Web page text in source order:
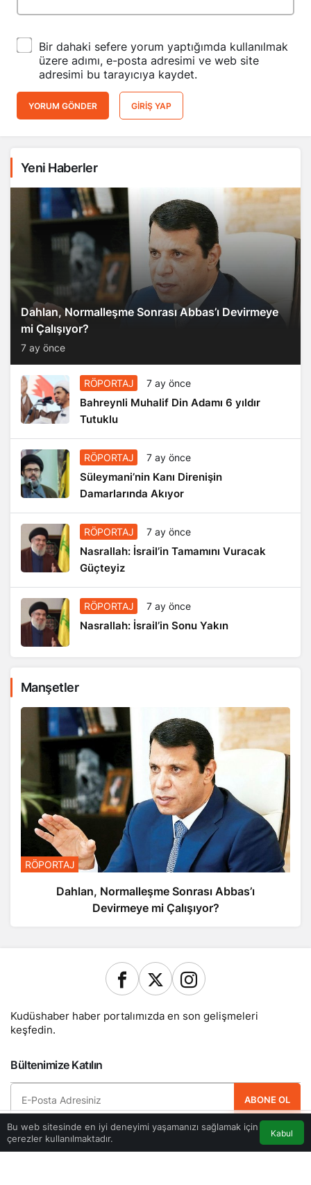
Bir dahaki sefere yorum yaptığımda kullanılmak
üzere adımı, e-posta adresimi ve web site
adresimi bu tarayıcıya kaydet.
YORUM GÖNDER GIRIŞ YAP
Yeni Haberler
Dahlan, Normalleşme Sonrası Abbas’ı Devirmeye
mi Çalışıyor?
7 ay önce
RÖPORTAJ 7 ay önce
Bahreynli Muhalif Din Adamı 6 yıldır
Tutuklu
RÖPORTAJ 7 ay önce
Süleymani’nin Kanı Direnişin
Damarlarında Akıyor
RÖPORTAJ 7 ay önce
Nasrallah: İsrail’in Tamamını Vuracak
Güçteyiz
RÖPORTAJ 7 ay önce
Nasrallah: İsrail’in Sonu Yakın
Manşetler
RÖPORTAJ
Dahlan, Normalleşme Sonrası Abbas’ı
Devirmeye mi Çalışıyor?
Bu web sitesinde en iyi deneyimi yaşamanızı sağlamak için
çerezler kullanılmaktadır.
Kabul
Kudüshaber haber portalımızda en son gelişmeleri
keşfedin.
Bültenimize Katılın
ABONE OL
Hemen ücretsiz üye olun ve yeni güncellemelerden haberdar olan ilk kişi
olun.Anasayfa Akış Trafik